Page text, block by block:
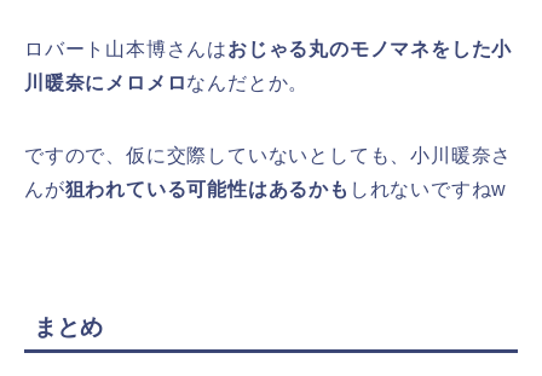
ロバート山本博さんはおじゃる丸のモノマネをした小
川暖奈にメロメロなんだとか。
ですので、仮に交際していないとしても、小川暖奈さ
んが狙われている可能性はあるかも しれないですねw
まとめ